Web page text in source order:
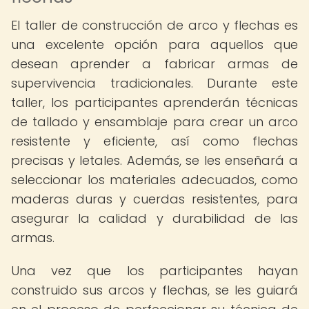
El taller de construcción de arco y flechas es
una excelente opción para aquellos que
desean aprender a fabricar armas de
supervivencia tradicionales. Durante este
taller, los participantes aprenderán técnicas
de tallado y ensamblaje para crear un arco
resistente y eficiente, así como flechas
precisas y letales. Además, se les enseñará a
seleccionar los materiales adecuados, como
maderas duras y cuerdas resistentes, para
asegurar la calidad y durabilidad de las
armas.
Una vez que los participantes hayan
construido sus arcos y flechas, se les guiará